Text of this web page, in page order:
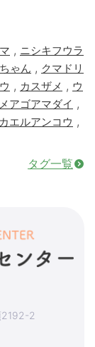
, ニシキフウラ
ゃん , クマドリ
, カスザメ , ウ
アゴアマダイ ,
エルアンコウ ,
タグ一覧
2192-2